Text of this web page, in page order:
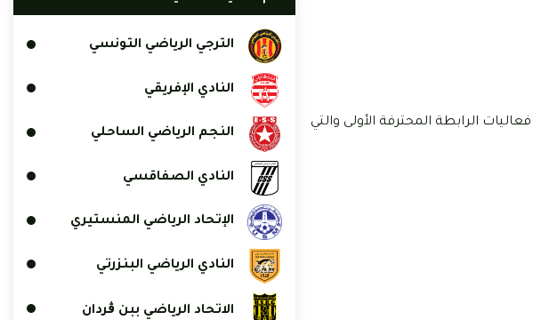
الرابطة المحترفة الأولى والتي
الترجي الرياضي التونسي
النادي الإفريقي
النجم الرياضي الساحلي
النادي الصفاقسي
الإتحاد الرياضي المنستيري
النادي الرياضي البنزرتي
الاتحاد الرياضي ببن ڨردان